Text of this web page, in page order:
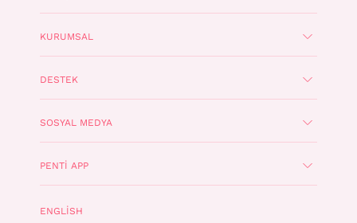
KURUMSAL
DESTEK
SOSYAL MEDYA
PENTI APP
ENGLISH